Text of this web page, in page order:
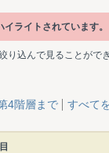
ライトされています。
り込んで見ることがで
4階層まで すべて